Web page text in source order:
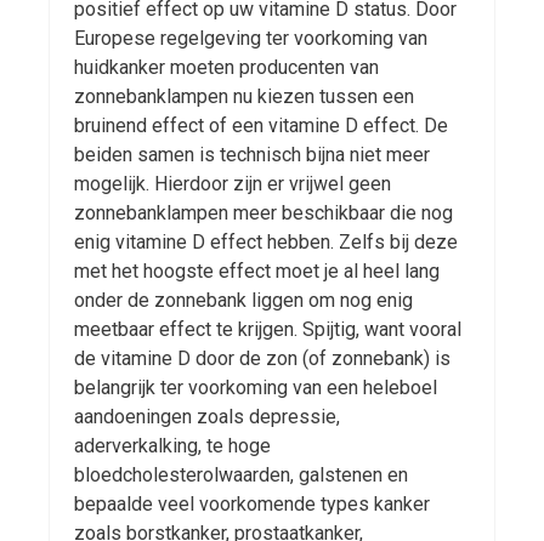
positief effect op uw vitamine D status. Door
Europese regelgeving ter voorkoming van
huidkanker moeten producenten van
zonnebanklampen nu kiezen tussen een
bruinend effect of een vitamine D effect. De
beiden samen is technisch bijna niet meer
mogelijk. Hierdoor zijn er vrijwel geen
zonnebanklampen meer beschikbaar die nog
enig vitamine D effect hebben. Zelfs bij deze
met het hoogste effect moet je al heel lang
onder de zonnebank liggen om nog enig
meetbaar effect te krijgen. Spijtig, want vooral
de vitamine D door de zon (of zonnebank) is
belangrijk ter voorkoming van een heleboel
aandoeningen zoals depressie,
aderverkalking, te hoge
bloedcholesterolwaarden, galstenen en
bepaalde veel voorkomende types kanker
zoals borstkanker, prostaatkanker,